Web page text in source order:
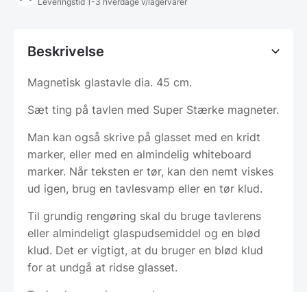
Beskrivelse
Magnetisk glastavle dia. 45 cm.
Sæt ting på tavlen med Super Stærke magneter.
Man kan også skrive på glasset med en kridt
marker, eller med en almindelig whiteboard
marker. Når teksten er tør, kan den nemt viskes
ud igen, brug en tavlesvamp eller en tør klud.
Til grundig rengøring skal du bruge tavlerens
eller almindeligt glaspudsemiddel og en blød
klud. Det er vigtigt, at du bruger en blød klud
for at undgå at ridse glasset.